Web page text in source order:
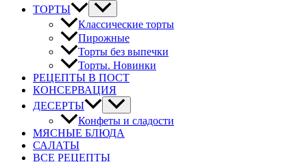
ТОРТЫ
Классические торты
Пирожные
Торты без выпечки
Торты. Новинки
РЕЦЕПТЫ В ПОСТ
КОНСЕРВАЦИЯ
ДЕСЕРТЫ
Конфеты и сладости
МЯСНЫЕ БЛЮДА
САЛАТЫ
ВСЕ РЕЦЕПТЫ